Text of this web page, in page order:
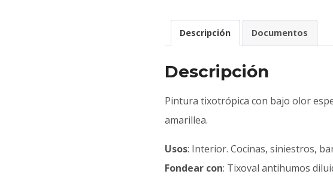
Descripción Documentos
Descripción
Pintura tixotrópica con bajo olor
amarillea.
Usos: Interior. Cocinas, siniestros,
Fondear con: Tixoval antihumos